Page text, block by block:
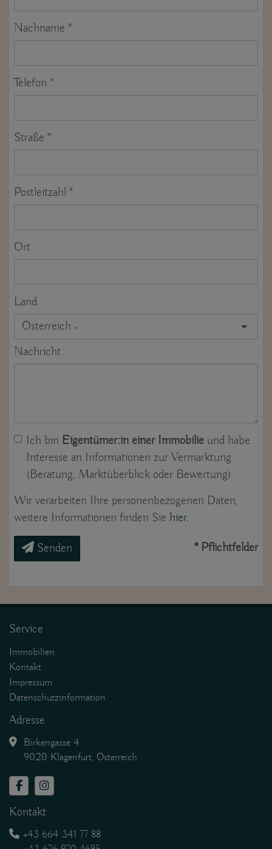
Nachname
Telefon
Straße
Postleitzahl
Ort
Land
Österreich ×
Nachricht
Ich bin Eigentümer:in einer Immobilie und habe
Interesse an Informationen zur Vermarktung
(Beratung, Marktüberblick oder Bewertung).
Wir verarbeiten Ihre personenbezogenen Daten,
weitere Informationen finden Sie hier.
Senden
* Pflichtfelder
Service
Immobilien
Kontakt
Impressum
Datenschutzinformation
Adresse
Birkengasse 4
9020 Klagenfurt, Österreich
Kontakt
+43 664 341 77 88